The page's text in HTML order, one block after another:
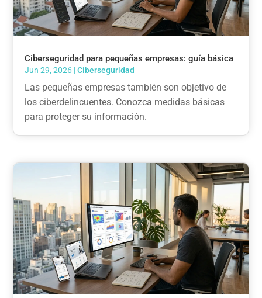
Ciberseguridad para pequeñas empresas: guía básica
Jun 29, 2026 |Ciberseguridad
Las pequeñas empresas también son objetivo de
los ciberdelincuentes. Conozca medidas básicas
para proteger su información.